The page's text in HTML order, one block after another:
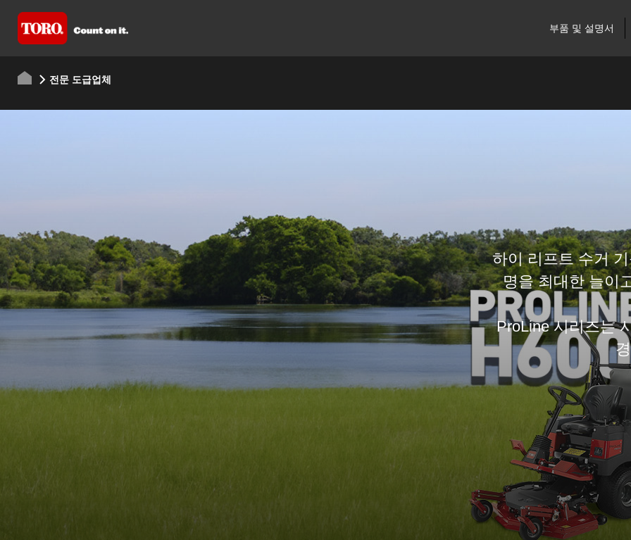
부품 및 설명서
전문 도급업체
하이 리프트 수거
명을 최대한 늘이
ProLine 시리즈는